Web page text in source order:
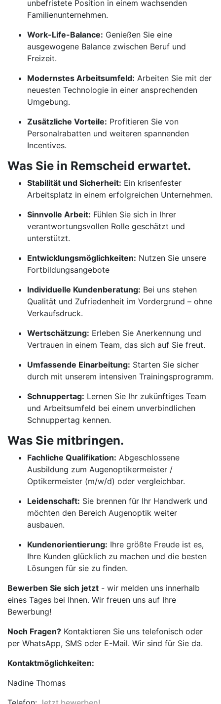
unbefristete Position in einem wachsenden
Familienunternehmen.
Work-Life-Balance: Genießen Sie eine
ausgewogene Balance zwischen Beruf und
Freizeit.
Modernstes Arbeitsumfeld: Arbeiten Sie mit der
neuesten Technologie in einer ansprechenden
Umgebung.
Zusätzliche Vorteile: Profitieren Sie von
Personalrabatten und weiteren spannenden
Incentives.
Was Sie in Remscheid erwartet.
Stabilität und Sicherheit: Ein krisenfester
Arbeitsplatz in einem erfolgreichen Unternehmen.
Sinnvolle Arbeit: Fühlen Sie sich in Ihrer
verantwortungsvollen Rolle geschätzt und
unterstützt.
Entwicklungsmöglichkeiten: Nutzen Sie unsere
Fortbildungsangebote
Individuelle Kundenberatung: Bei uns stehen
Qualität und Zufriedenheit im Vordergrund – ohne
Verkaufsdruck.
Wertschätzung: Erleben Sie Anerkennung und
Vertrauen in einem Team, das sich auf Sie freut.
Umfassende Einarbeitung: Starten Sie sicher
durch mit unserem intensiven Trainingsprogramm.
Schnuppertag: Lernen Sie Ihr zukünftiges Team
und Arbeitsumfeld bei einem unverbindlichen
Schnuppertag kennen.
Was Sie mitbringen.
Fachliche Qualifikation: Abgeschlossene
Ausbildung zum Augenoptikermeister /
Optikermeister (m/w/d) oder vergleichbar.
Leidenschaft: Sie brennen für Ihr Handwerk und
möchten den Bereich Augenoptik weiter
ausbauen.
Kundenorientierung: Ihre größte Freude ist es,
Ihre Kunden glücklich zu machen und die besten
Lösungen für sie zu finden.
Bewerben Sie sich jetzt - wir melden uns innerhalb
eines Tages bei Ihnen. Wir freuen uns auf Ihre
Bewerbung!
Noch Fragen? Kontaktieren Sie uns telefonisch oder
per WhatsApp, SMS oder E-Mail. Wir sind für Sie da.
Kontaktmöglichkeiten:
Nadine Thomas